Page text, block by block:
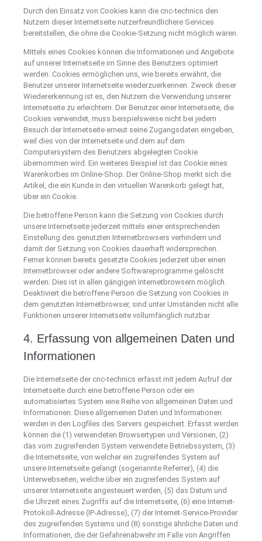
Durch den Einsatz von Cookies kann die cnc-technics den
Nutzern dieser Internetseite nutzerfreundlichere Services
bereitstellen, die ohne die Cookie-Setzung nicht möglich wären.
Mittels eines Cookies können die Informationen und Angebote
auf unserer Internetseite im Sinne des Benutzers optimiert
werden. Cookies ermöglichen uns, wie bereits erwähnt, die
Benutzer unserer Internetseite wiederzuerkennen. Zweck dieser
Wiedererkennung ist es, den Nutzern die Verwendung unserer
Internetseite zu erleichtern. Der Benutzer einer Internetseite, die
Cookies verwendet, muss beispielsweise nicht bei jedem
Besuch der Internetseite erneut seine Zugangsdaten eingeben,
weil dies von der Internetseite und dem auf dem
Computersystem des Benutzers abgelegten Cookie
übernommen wird. Ein weiteres Beispiel ist das Cookie eines
Warenkorbes im Online-Shop. Der Online-Shop merkt sich die
Artikel, die ein Kunde in den virtuellen Warenkorb gelegt hat,
über ein Cookie.
Die betroffene Person kann die Setzung von Cookies durch
unsere Internetseite jederzeit mittels einer entsprechenden
Einstellung des genutzten Internetbrowsers verhindern und
damit der Setzung von Cookies dauerhaft widersprechen.
Ferner können bereits gesetzte Cookies jederzeit über einen
Internetbrowser oder andere Softwareprogramme gelöscht
werden. Dies ist in allen gängigen Internetbrowsern möglich.
Deaktiviert die betroffene Person die Setzung von Cookies in
dem genutzten Internetbrowser, sind unter Umständen nicht alle
Funktionen unserer Internetseite vollumfänglich nutzbar.
4. Erfassung von allgemeinen Daten und
Informationen
Die Internetseite der cnc-technics erfasst mit jedem Aufruf der
Internetseite durch eine betroffene Person oder ein
automatisiertes System eine Reihe von allgemeinen Daten und
Informationen. Diese allgemeinen Daten und Informationen
werden in den Logfiles des Servers gespeichert. Erfasst werden
können die (1) verwendeten Browsertypen und Versionen, (2)
das vom zugreifenden System verwendete Betriebssystem, (3)
die Internetseite, von welcher ein zugreifendes System auf
unsere Internetseite gelangt (sogenannte Referrer), (4) die
Unterwebseiten, welche über ein zugreifendes System auf
unserer Internetseite angesteuert werden, (5) das Datum und
die Uhrzeit eines Zugriffs auf die Internetseite, (6) eine Internet-
Protokoll-Adresse (IP-Adresse), (7) der Internet-Service-Provider
des zugreifenden Systems und (8) sonstige ähnliche Daten und
Informationen, die der Gefahrenabwehr im Falle von Angriffen